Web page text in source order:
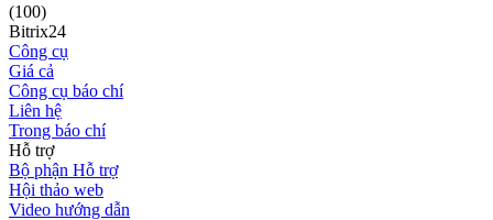
(100)
Bitrix24
Công cụ
Giá cả
Công cụ báo chí
Liên hệ
Trong báo chí
Hỗ trợ
Bộ phận Hỗ trợ
Hội thảo web
Video hướng dẫn